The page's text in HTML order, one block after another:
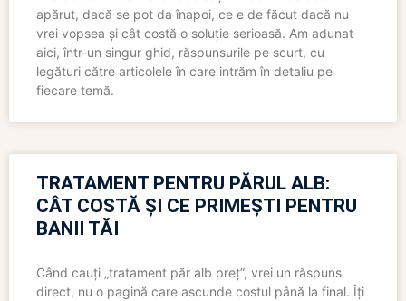
apărut, dacă se pot da înapoi, ce e de făcut dacă nu
vrei vopsea și cât costă o soluție serioasă. Am adunat
aici, într-un singur ghid, răspunsurile pe scurt, cu
legături către articolele în care intrăm în detaliu pe
fiecare temă.
TRATAMENT PENTRU PĂRUL ALB:
CÂT COSTĂ ȘI CE PRIMEȘTI PENTRU
BANII TĂI
Când cauți „tratament păr alb preț”, vrei un răspuns
direct, nu o pagină care ascunde costul până la final. Îți